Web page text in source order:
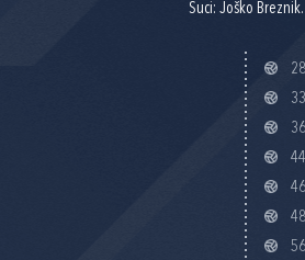
Suci: Joško Breznik.